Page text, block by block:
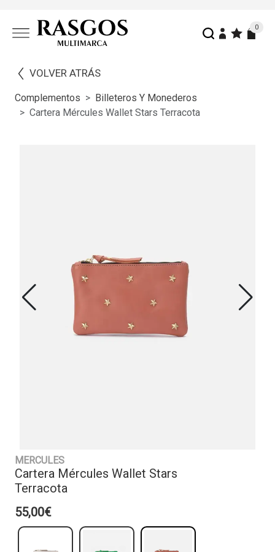
0
VOLVER ATRÁS
Complementos
Billeteros Y Monederos
Cartera Mércules Wallet Stars Terracota
MERCULES
Cartera Mércules Wallet Stars
Terracota
55,00€